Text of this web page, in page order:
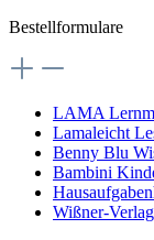
Bestellformulare
LAMA
Lamaleicht
Benny Blu
Bambini
Wißner-